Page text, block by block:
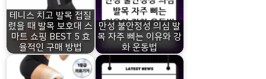
테니스 치고 발목 접질
렸을 때 발목 보호대 스
마트 쇼핑 BEST 5 효
율적인 구매 방법
만성 불안정성 의심 발
목 자주 삐는 이유와 강
화 운동법